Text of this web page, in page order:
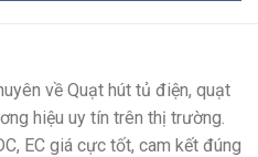
về Quạt hút tủ điện, quạt
hiệu uy tín trên thị trường.
EC giá cực tốt, cam kết đúng